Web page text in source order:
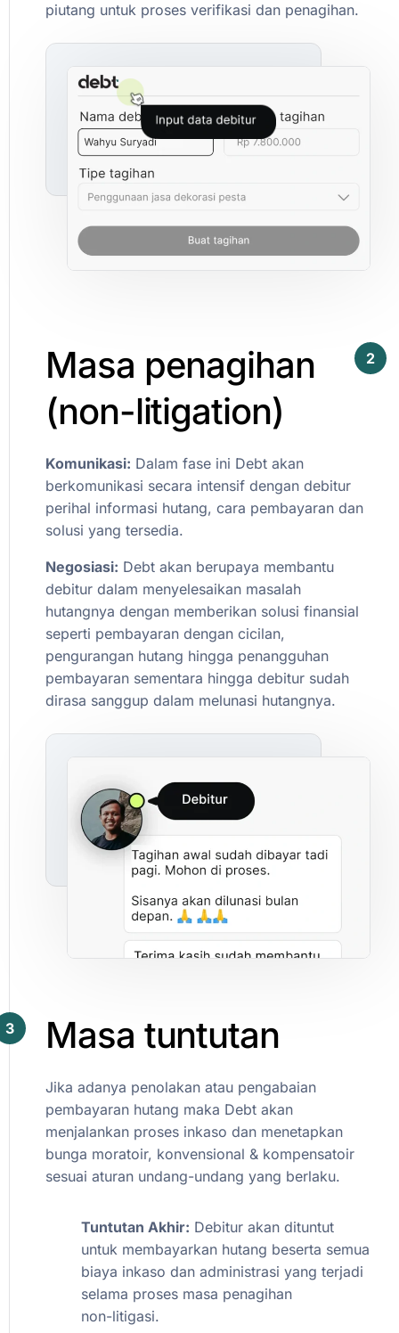
piutang untuk proses verifikasi dan penagihan.
Masa penagihan
(non-litigation)
2
Komunikasi: Dalam fase ini Debt akan
berkomunikasi secara intensif dengan debitur
perihal informasi hutang, cara pembayaran dan
solusi yang tersedia.
Negosiasi: Debt akan berupaya membantu
debitur dalam menyelesaikan masalah
hutangnya dengan memberikan solusi finansial
seperti pembayaran dengan cicilan,
pengurangan hutang hingga penangguhan
pembayaran sementara hingga debitur sudah
dirasa sanggup dalam melunasi hutangnya.
Masa tuntutan
3
Jika adanya penolakan atau pengabaian
pembayaran hutang maka Debt akan
menjalankan proses inkaso dan menetapkan
bunga moratoir, konvensional & kompensatoir
sesuai aturan undang-undang yang berlaku.
Tuntutan Akhir: Debitur akan dituntut
untuk membayarkan hutang beserta semua
biaya inkaso dan administrasi yang terjadi
selama proses masa penagihan
non-litigasi.